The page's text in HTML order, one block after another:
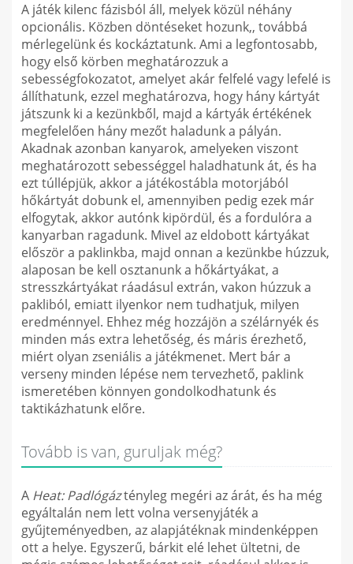
A játék kilenc fázisból áll, melyek közül néhány
opcionális. Közben döntéseket hozunk,, továbbá
mérlegelünk és kockáztatunk. Ami a legfontosabb,
hogy első körben meghatározzuk a
sebességfokozatot, amelyet akár felfelé vagy lefelé is
állíthatunk, ezzel meghatározva, hogy hány kártyát
játszunk ki a kezünkből, majd a kártyák értékének
megfelelően hány mezőt haladunk a pályán.
Akadnak azonban kanyarok, amelyeken viszont
meghatározott sebességgel haladhatunk át, és ha
ezt túllépjük, akkor a játékostábla motorjából
hőkártyát dobunk el, amennyiben pedig ezek már
elfogytak, akkor autónk kipördül, és a fordulóra a
kanyarban ragadunk. Mivel az eldobott kártyákat
először a paklinkba, majd onnan a kezünkbe húzzuk,
alaposan be kell osztanunk a hőkártyákat, a
stresszkártyákat ráadásul extrán, vakon húzzuk a
pakliból, emiatt ilyenkor nem tudhatjuk, milyen
eredménnyel. Ehhez még hozzájön a szélárnyék és
minden más extra lehetőség, és máris érezhető,
miért olyan zseniális a játékmenet. Mert bár a
verseny minden lépése nem tervezhető, paklink
ismeretében könnyen gondolkodhatunk és
taktikázhatunk előre.
Tovább is van, guruljak még?
A Heat: Padlógáztényleg megéri az árát, és ha még
egyáltalán nem lett volna versenyjáték a
gyűjteményedben, az alapjátéknak mindenképpen
ott a helye. Egyszerű, bárkit elé lehet ültetni, de